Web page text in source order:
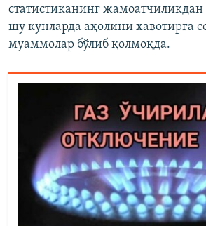
статистиканинг
шу кунларда аҳолини хавотирга
муаммолар бўлиб қолмоқда.